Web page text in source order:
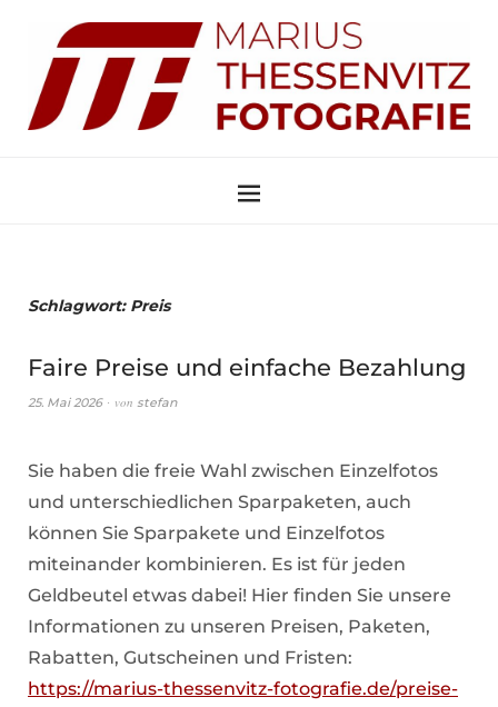
Schlagwort: Preis
Faire Preise und einfache Bezahlung
25. Mai 2026 von stefan
Sie haben die freie Wahl zwischen Einzelfotos
und unterschiedlichen Sparpaketen, auch
können Sie Sparpakete und Einzelfotos
miteinander kombinieren. Es ist für jeden
Geldbeutel etwas dabei! Hier finden Sie unsere
Informationen zu unseren Preisen, Paketen,
Rabatten, Gutscheinen und Fristen:
https://marius-thessenvitz-fotografie.de/preise-